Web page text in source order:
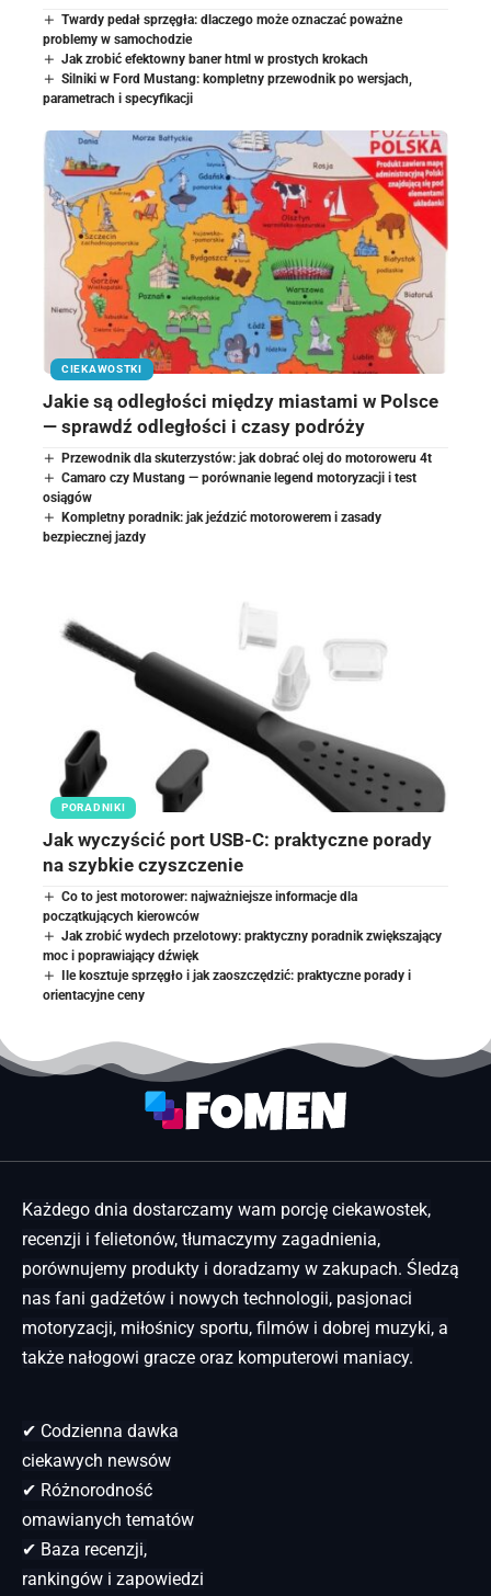
Twardy pedał sprzęgła: dlaczego może oznaczać poważne
problemy w samochodzie
Jak zrobić efektowny baner html w prostych krokach
Silniki w Ford Mustang: kompletny przewodnik po wersjach,
parametrach i specyfikacji
CIEKAWOSTKI
Jakie są odległości między miastami w Polsce
— sprawdź odległości i czasy podróży
Przewodnik dla skuterzystów: jak dobrać olej do motoroweru 4t
Camaro czy Mustang — porównanie legend motoryzacji i test
osiągów
Kompletny poradnik: jak jeździć motorowerem i zasady
bezpiecznej jazdy
PORADNIKI
Jak wyczyścić port USB-C: praktyczne porady
na szybkie czyszczenie
Co to jest motorower: najważniejsze informacje dla
początkujących kierowców
Jak zrobić wydech przelotowy: praktyczny poradnik zwiększający
moc i poprawiający dźwięk
Ile kosztuje sprzęgło i jak zaoszczędzić: praktyczne porady i
orientacyjne ceny
Każdego dnia dostarczamy wam porcję ciekawostek,
recenzji i felietonów, tłumaczymy zagadnienia,
porównujemy produkty i doradzamy w zakupach. Śledzą
nas fani gadżetów i nowych technologii, pasjonaci
motoryzacji, miłośnicy sportu, filmów i dobrej muzyki, a
także nałogowi gracze oraz komputerowi maniacy.
✔ Codzienna dawka
ciekawych newsów
✔ Różnorodność
omawianych tematów
✔ Baza recenzji,
rankingów i zapowiedzi